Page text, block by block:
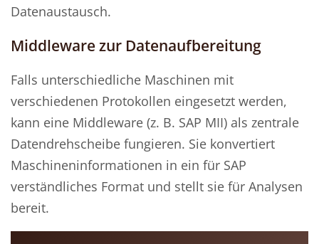
Datenaustausch.
Middleware zur Datenaufbereitung
Falls unterschiedliche Maschinen mit
verschiedenen Protokollen eingesetzt werden,
kann eine Middleware (z. B. SAP MII) als zentrale
Datendrehscheibe fungieren. Sie konvertiert
Maschineninformationen in ein für SAP
verständliches Format und stellt sie für Analysen
bereit.